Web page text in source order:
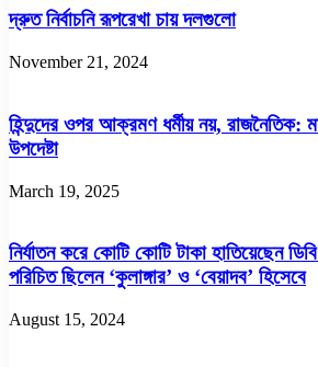
দ্রুত নির্বাচনি রূপরেখা চায় দলগুলো
November 21, 2024
হিন্দুদের ওপর আক্রমণ ধর্মীয় নয়, রাজনৈতিক:
উপদেষ্টা
March 19, 2025
নির্যাতন করে কোটি কোটি টাকা হাতিয়েছেন
পরিচিত ছিলেন ‘কুলাঙ্গার’ ও ‘বেয়াদব’ হিসেবে
August 15, 2024